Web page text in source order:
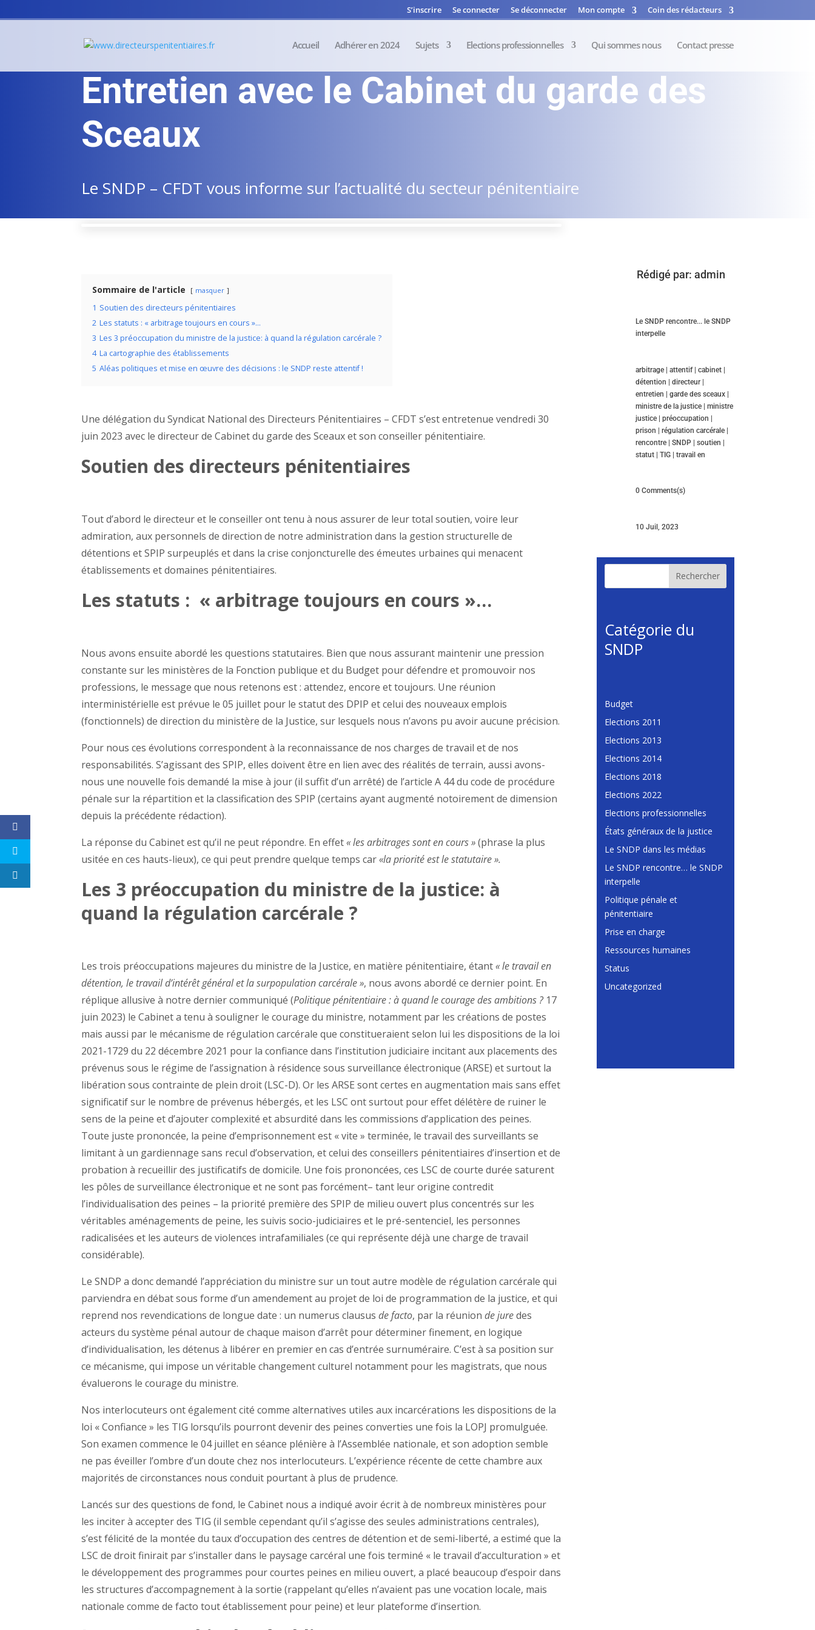
S’inscrire Se connecter Se déconnecter Mon compte Coin des rédacteurs
Accueil Adhérer en 2024 Sujets Elections professionnelles Qui sommes nous Contact presse
Entretien avec le Cabinet du garde des
Sceaux
Le SNDP – CFDT vous informe sur l’actualité du secteur pénitentiaire
Sommaire de l'article masquer
1 Soutien des directeurs pénitentiaires
2 Les statuts : « arbitrage toujours en cours »…
3 Les 3 préoccupation du ministre de la justice: à quand la régulation carcérale ?
4 La cartographie des établissements
5 Aléas politiques et mise en œuvre des décisions : le SNDP reste attentif !
Une délégation du Syndicat National des Directeurs Pénitentiaires – CFDT s’est entretenue vendredi 30
juin 2023 avec le directeur de Cabinet du garde des Sceaux et son conseiller pénitentiaire.
Soutien des directeurs pénitentiaires
Tout d’abord le directeur et le conseiller ont tenu à nous assurer de leur total soutien, voire leur
admiration, aux personnels de direction de notre administration dans la gestion structurelle de
détentions et SPIP surpeuplés et dans la crise conjoncturelle des émeutes urbaines qui menacent
établissements et domaines pénitentiaires.
Les statuts : « arbitrage toujours en cours »…
Nous avons ensuite abordé les questions statutaires. Bien que nous assurant maintenir une pression
constante sur les ministères de la Fonction publique et du Budget pour défendre et promouvoir nos
professions, le message que nous retenons est : attendez, encore et toujours. Une réunion
interministérielle est prévue le 05 juillet pour le statut des DPIP et celui des nouveaux emplois
(fonctionnels) de direction du ministère de la Justice, sur lesquels nous n’avons pu avoir aucune précision.
Pour nous ces évolutions correspondent à la reconnaissance de nos charges de travail et de nos
responsabilités. S’agissant des SPIP, elles doivent être en lien avec des réalités de terrain, aussi avons-
nous une nouvelle fois demandé la mise à jour (il suffit d’un arrêté) de l’article A 44 du code de procédure
pénale sur la répartition et la classification des SPIP (certains ayant augmenté notoirement de dimension
depuis la précédente rédaction).
La réponse du Cabinet est qu’il ne peut répondre. En effet« les arbitrages sont en cours »(phrase la plus
usitée en ces hauts-lieux), ce qui peut prendre quelque temps car«la priorité est le statutaire ».
Les 3 préoccupation du ministre de la justice: à
quand la régulation carcérale ?
Les trois préoccupations majeures du ministre de la Justice, en matière pénitentiaire, étant« le travail en
détention, le travail d’intérêt général et la surpopulation carcérale », nous avons abordé ce dernier point. En
réplique allusive à notre dernier communiqué (Politique pénitentiaire : à quand le courage des ambitions ?17
juin 2023) le Cabinet a tenu à souligner le courage du ministre, notamment par les créations de postes
mais aussi par le mécanisme de régulation carcérale que constitueraient selon lui les dispositions de la loi
2021-1729 du 22 décembre 2021 pour la confiance dans l’institution judiciaire incitant aux placements des
prévenus sous le régime de l’assignation à résidence sous surveillance électronique (ARSE) et surtout la
libération sous contrainte de plein droit (LSC-D). Or les ARSE sont certes en augmentation mais sans effet
significatif sur le nombre de prévenus hébergés, et les LSC ont surtout pour effet délétère de ruiner le
sens de la peine et d’ajouter complexité et absurdité dans les commissions d’application des peines.
Toute juste prononcée, la peine d’emprisonnement est « vite » terminée, le travail des surveillants se
limitant à un gardiennage sans recul d’observation, et celui des conseillers pénitentiaires d’insertion et de
probation à recueillir des justificatifs de domicile. Une fois prononcées, ces LSC de courte durée saturent
les pôles de surveillance électronique et ne sont pas forcément– tant leur origine contredit
l’individualisation des peines – la priorité première des SPIP de milieu ouvert plus concentrés sur les
véritables aménagements de peine, les suivis socio-judiciaires et le pré-sentenciel, les personnes
radicalisées et les auteurs de violences intrafamiliales (ce qui représente déjà une charge de travail
considérable).
Le SNDP a donc demandé l’appréciation du ministre sur un tout autre modèle de régulation carcérale qui
parviendra en débat sous forme d’un amendement au projet de loi de programmation de la justice, et qui
reprend nos revendications de longue date : un numerus claususde facto, par la réunionde juredes
acteurs du système pénal autour de chaque maison d’arrêt pour déterminer finement, en logique
d’individualisation, les détenus à libérer en premier en cas d’entrée surnuméraire. C’est à sa position sur
ce mécanisme, qui impose un véritable changement culturel notamment pour les magistrats, que nous
évaluerons le courage du ministre.
Nos interlocuteurs ont également cité comme alternatives utiles aux incarcérations les dispositions de la
loi « Confiance » les TIG lorsqu’ils pourront devenir des peines converties une fois la LOPJ promulguée.
Son examen commence le 04 juillet en séance plénière à l’Assemblée nationale, et son adoption semble
ne pas éveiller l’ombre d’un doute chez nos interlocuteurs. L’expérience récente de cette chambre aux
majorités de circonstances nous conduit pourtant à plus de prudence.
Lancés sur des questions de fond, le Cabinet nous a indiqué avoir écrit à de nombreux ministères pour
les inciter à accepter des TIG (il semble cependant qu’il s’agisse des seules administrations centrales),
s’est félicité de la montée du taux d’occupation des centres de détention et de semi-liberté, a estimé que la
LSC de droit finirait par s’installer dans le paysage carcéral une fois terminé « le travail d’acculturation » et
le développement des programmes pour courtes peines en milieu ouvert, a placé beaucoup d’espoir dans
les structures d’accompagnement à la sortie (rappelant qu’elles n’avaient pas une vocation locale, mais
nationale comme de facto tout établissement pour peine) et leur plateforme d’insertion.
Rédigé par:admin
Le SNDP rencontre... le SNDP
interpelle
arbitrage |attentif|cabinet |
détention |directeur |
entretien |garde des sceaux |
ministre de la justice |ministre
justice |préoccupation |
prison |régulation carcérale |
rencontre |SNDP |soutien |
statut |TIG |travail en
0 Comments(s)
10 Juil, 2023
Rechercher
Catégorie du
SNDP
Budget
Elections 2011
Elections 2013
Elections 2014
Elections 2018
Elections 2022
Elections professionnelles
États généraux de la justice
Le SNDP dans les médias
Le SNDP rencontre… le SNDP
interpelle
Politique pénale et
pénitentiaire
Prise en charge
Ressources humaines
Status
Uncategorized